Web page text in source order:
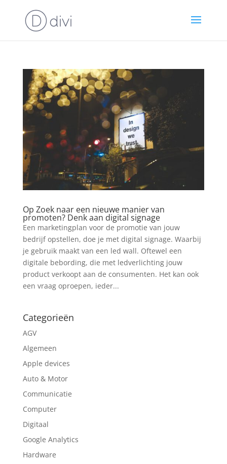
Op Zoek naar een nieuwe manier van
promoten? Denk aan digital signage
Een marketingplan voor de promotie van jouw
bedrijf opstellen, doe je met digital signage. Waarbij
je gebruik maakt van een led wall. Oftewel een
digitale bebording, die met ledverlichting jouw
product verkoopt aan de consumenten. Het kan ook
een vraag oproepen, ieder...
Categorieën
AGV
Algemeen
Apple devices
Auto & Motor
Communicatie
Computer
Digitaal
Google Analytics
Hardware